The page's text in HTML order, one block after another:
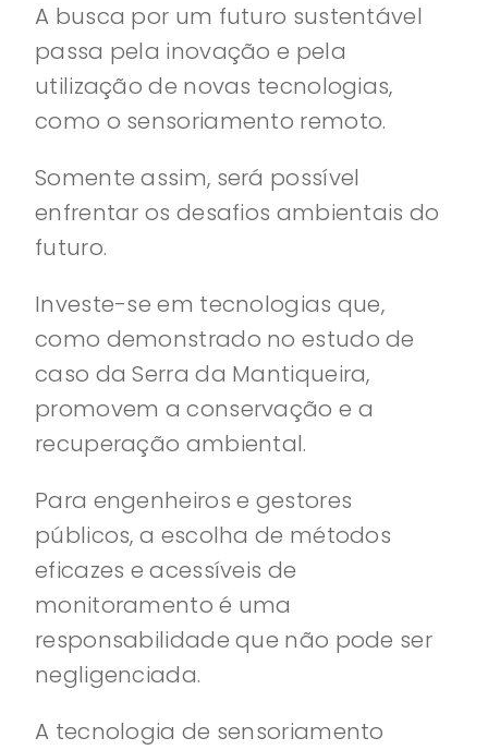
A busca por um futuro sustentável
passa pela inovação e pela
utilização de novas tecnologias,
como o sensoriamento remoto.
Somente assim, será possível
enfrentar os desafios ambientais do
futuro.
Investe-se em tecnologias que,
como demonstrado no estudo de
caso da Serra da Mantiqueira,
promovem a conservação e a
recuperação ambiental.
Para engenheiros e gestores
públicos, a escolha de métodos
eficazes e acessíveis de
monitoramento é uma
responsabilidade que não pode ser
negligenciada.
A tecnologia de sensoriamento